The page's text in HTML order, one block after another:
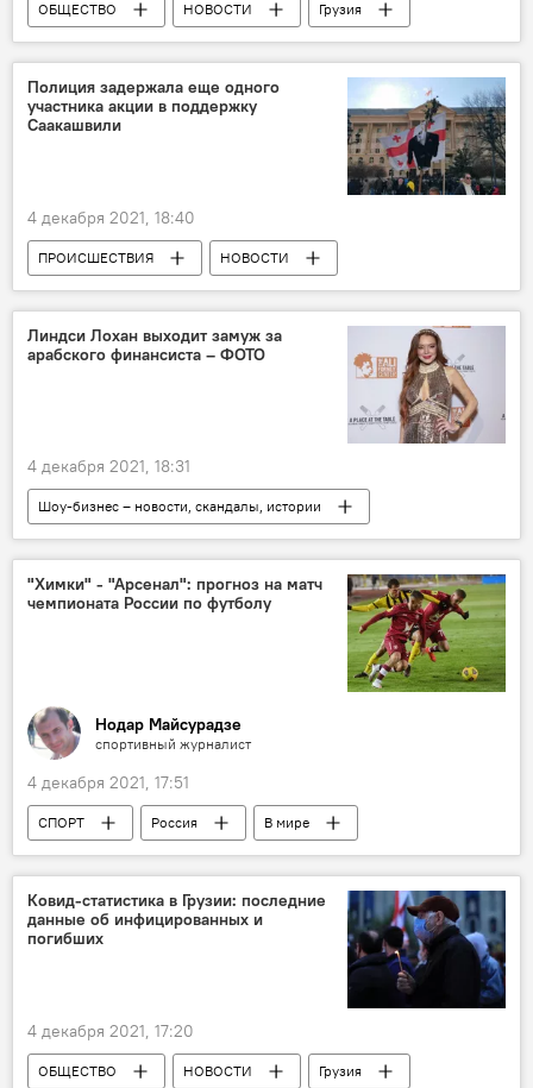
ОБЩЕСТВО НОВОСТИ
Грузия
Всемирная организация здравоохранения
Коронавирус COVID-19
Полиция задержала еще одного
участника акции в поддержку
Саакашвили
4 декабря 2021, 18:40
ПРОИСШЕСТВИЯ
НОВОСТИ
Грузия
Линдси Лохан выходит замуж за
арабского финансиста – ФОТО
4 декабря 2021, 18:31
Шоу-бизнес – новости, скандалы, истории
Зарубежные звезды
"Химки" - "Арсенал": прогноз на матч
чемпионата России по футболу
Нодар Майсурадзе
спортивный журналист
4 декабря 2021, 17:51
СПОРТ Россия
В мире
прогноз на футбольный матч
Ковид-статистика в Грузии: последние
данные об инфицированных и
погибших
4 декабря 2021, 17:20
ОБЩЕСТВО НОВОСТИ
Грузия